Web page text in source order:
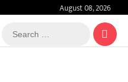
August 08, 2026
Search
…